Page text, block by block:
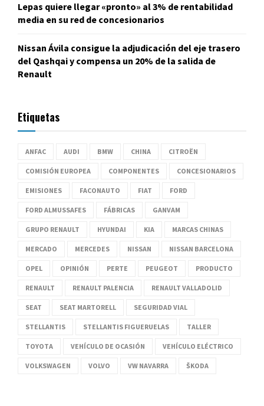
Lepas quiere llegar «pronto» al 3% de rentabilidad
media en su red de concesionarios
Nissan Ávila consigue la adjudicación del eje trasero
del Qashqai y compensa un 20% de la salida de
Renault
Etiquetas
ANFAC AUDI BMW CHINA CITROËN
COMISIÓN EUROPEA COMPONENTES CONCESIONARIOS
EMISIONES FACONAUTO FIAT FORD
FORD ALMUSSAFES FÁBRICAS GANVAM
GRUPO RENAULT HYUNDAI KIA MARCAS CHINAS
MERCADO MERCEDES NISSAN NISSAN BARCELONA
OPEL OPINIÓN PERTE PEUGEOT PRODUCTO
RENAULT RENAULT PALENCIA RENAULT VALLADOLID
SEAT SEAT MARTORELL SEGURIDAD VIAL
STELLANTIS STELLANTIS FIGUERUELAS TALLER
TOYOTA VEHÍCULO DE OCASIÓN VEHÍCULO ELÉCTRICO
VOLKSWAGEN VOLVO VW NAVARRA ŠKODA